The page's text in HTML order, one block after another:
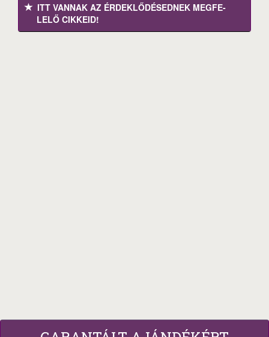
ITT VANNAK AZ ÉRDEK­LŐDÉ­SEDNEK MEGFE­
LELŐ CIKKEID!